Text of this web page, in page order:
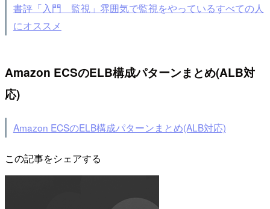
書評「入門 監視」雰囲気で監視をやっているすべての人
にオススメ
Amazon ECSのELB構成パターンまとめ(ALB対
応)
Amazon ECSのELB構成パターンまとめ(ALB対応)
この記事をシェアする